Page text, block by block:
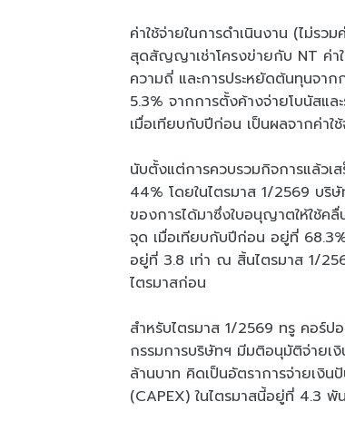
ค่าใช้จ่ายในการดำเนินงาน (ไม่ร
สุดสัญญาเช่าโครงข่ายกับ NT ค่า
ความถี่ และการประหยัดต้นทุนจา
5.3% จากการตั้งค้างจ่ายโบนัสแ
เมื่อเทียบกับปีก่อน เป็นผลจากค่า
นับตั้งแต่การควบรวมกิจการแล้วเ
44% โดยในไตรมาส 1/2569 บริ
ของการได้มาซึ่งใบอนุญาตให้ใช้ค
จุด เมื่อเทียบกับปีก่อน อยู่ที่
อยู่ที่ 3.8 เท่า ณ สิ้นไตรมาส 1/
ไตรมาสก่อน
สำหรับไตรมาส 1/2569 ทรู คอร์
กรรมการบริษัทฯ มีมติอนุมัติจ่ายเ
ล้านบาท คิดเป็นอัตราการจ่ายเงิ
(CAPEX) ในไตรมาสนี้อยู่ที่ 4.3